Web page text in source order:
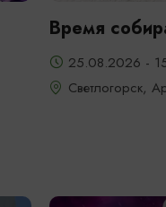
Время
25.08.2026 -
Светлогорск,